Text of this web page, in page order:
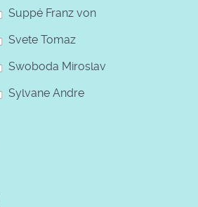
Suppé Franz von
Svete Tomaz
Swoboda Miroslav
Sylvane Andre